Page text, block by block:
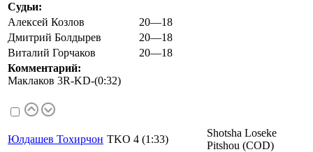
Судьи:
Алексей Козлов
20—18
Дмитрий Болдырев
20—18
Виталий Горчаков
20—18
Комментарий:
Маклаков 3R-KD-(0:32)
Юлдашев Тохирчон TKO 4 (1:33)
Shotsha Loseke
Pitshou (COD)